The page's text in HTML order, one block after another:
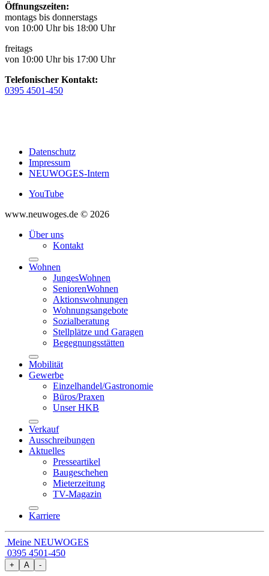
Öffnungszeiten:
montags bis donnerstags
von 10:00 Uhr bis 18:00 Uhr
freitags
von 10:00 Uhr bis 17:00 Uhr
Telefonischer Kontakt:
0395 4501-450
Datenschutz
Impressum
NEUWOGES-Intern
YouTube
www.neuwoges.de © 2026
Über uns
Kontakt
Wohnen
JungesWohnen
SeniorenWohnen
Aktionswohnungen
Wohnungsangebote
Sozialberatung
Stellplätze und Garagen
Begegnungsstätten
Mobilität
Gewerbe
Einzelhandel/Gastronomie
Büros/Praxen
Unser HKB
Verkauf
Ausschreibungen
Aktuelles
Presseartikel
Baugeschehen
Mieterzeitung
TV-Magazin
Karriere
Meine NEUWOGES
0395 4501-450
+ A -